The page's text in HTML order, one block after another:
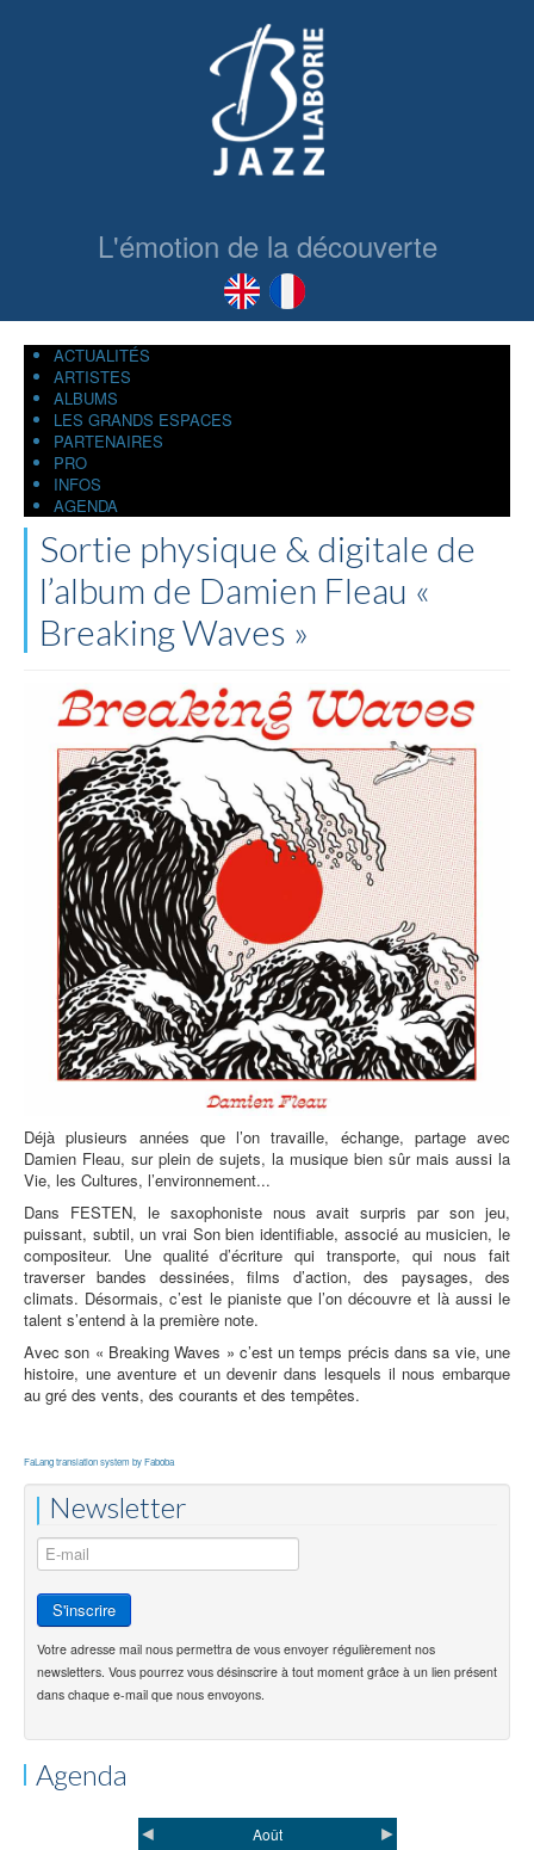
L'émotion de la découverte
ACTUALITÉS
ARTISTES
ALBUMS
LES GRANDS ESPACES
PARTENAIRES
PRO
INFOS
AGENDA
Sortie physique & digitale de
l’album de Damien Fleau «
Breaking Waves »
Déjà plusieurs années que l’on travaille, échange, partage avec
Damien Fleau, sur plein de sujets, la musique bien sûr mais aussi la
Vie, les Cultures, l’environnement...
Dans FESTEN, le saxophoniste nous avait surpris par son jeu,
puissant, subtil, un vrai Son bien identifiable, associé au musicien, le
compositeur. Une qualité d’écriture qui transporte, qui nous fait
traverser bandes dessinées, films d’action, des paysages, des
climats. Désormais, c’est le pianiste que l’on découvre et là aussi le
talent s’entend à la première note.
Avec son « Breaking Waves » c’est un temps précis dans sa vie, une
histoire, une aventure et un devenir dans lesquels il nous embarque
au gré des vents, des courants et des tempêtes.
FaLang translation system by Faboba
Newsletter
Votre adresse mail nous permettra de vous envoyer régulièrement nos
newsletters. Vous pourrez vous désinscrire à tout moment grâce à un lien présent
dans chaque e-mail que nous envoyons.
Agenda
◄ Août ►